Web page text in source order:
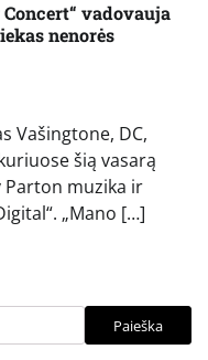
vadovauja
nenorės
Vašingtone, DC,
šią vasarą
Parton muzika ir
„Mano […]
Paieška